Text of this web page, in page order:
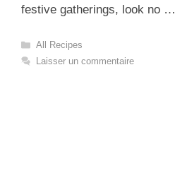
festive gatherings, look no …
Catégories
All Recipes
Laisser un commentaire